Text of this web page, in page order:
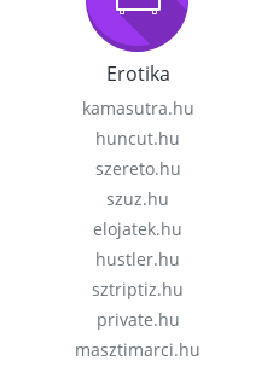
Erotika
kamasutra.hu
huncut.hu
szereto.hu
szuz.hu
elojatek.hu
hustler.hu
sztriptiz.hu
private.hu
masztimarci.hu